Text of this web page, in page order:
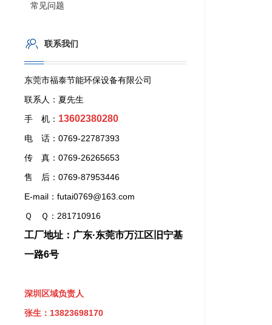
常见问题
联系我们
东莞市福泰节能环保设备有限公司
联系人：夏先生
手 机： 13602380280
电 话：0769-22787393
传 真：0769-26265653
售 后：0769-87953446
E-mail：futai0769@163.com
Ｑ Ｑ：281710916
工厂地址：广东·东莞市万江区旧宁基
一路6号
深圳区域负责人
张生：13823698170